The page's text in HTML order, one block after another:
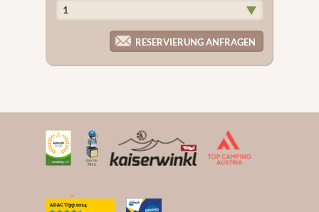
RESERVIERUNG ANFRAGEN